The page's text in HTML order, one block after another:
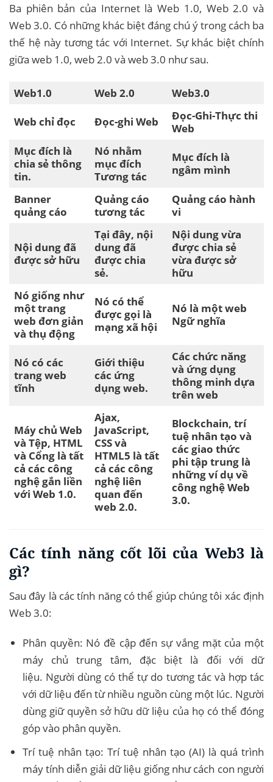
Ba phiên bản của Internet là Web 1.0, Web 2.0 và
Web 3.0. Có những khác biệt đáng chú ý trong cách ba
thế hệ này tương tác với Internet. Sự khác biệt chính
giữa web 1.0, web 2.0 và web 3.0 như sau.
Web1.0 Web 2.0 Web3.0
Web chỉ đọc Đọc-ghi Web
Đọc-Ghi-Thực thi
Web
Mục đích là
chia sẻ thông
tin.
Nó nhằm
mục đích
Tương tác
Mục đích là
ngâm mình
Banner
quảng cáo
Quảng cáo
tương tác
Quảng cáo hành
vi
Nội dung đã
được sở hữu
Tại đây, nội
dung đã
được chia
sẻ.
Nội dung vừa
được chia sẻ
vừa được sở
hữu
Nó giống như
một trang
web đơn giản
và thụ động
Nó có thể
được gọi là
mạng xã hội
Nó là một web
Ngữ nghĩa
Nó có các
trang web
tĩnh
Giới thiệu
các ứng
dụng web.
Các chức năng
và ứng dụng
thông minh dựa
trên web
Máy chủ Web
và Tệp, HTML
và Cổng là tất
cả các công
nghệ gắn liền
với Web 1.0.
Ajax,
JavaScript,
CSS và
HTML5 là tất
cả các công
nghệ liên
quan đến
web 2.0.
Blockchain, trí
tuệ nhân tạo và
các giao thức
phi tập trung là
những ví dụ về
công nghệ Web
3.0.
Các tính năng cốt lõi của Web3 là
gì?
Sau đây là các tính năng có thể giúp chúng tôi xác định
Web 3.0:
Phân quyền: Nó đề cập đến sự vắng mặt của một
máy chủ trung tâm, đặc biệt là đối với dữ
liệu. Người dùng có thể tự do tương tác và hợp tác
với dữ liệu đến từ nhiều nguồn cùng một lúc. Người
dùng giữ quyền sở hữu dữ liệu của họ có thể đóng
góp vào phân quyền.
Trí tuệ nhân tạo: Trí tuệ nhân tạo (AI) là quá trình
máy tính diễn giải dữ liệu giống như cách con người